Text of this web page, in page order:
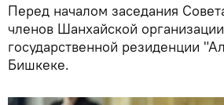
Перед началом заседания
членов Шанхайской
государственной резиденции
Бишкеке.